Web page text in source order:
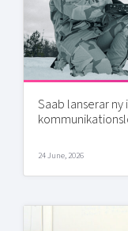
Saab lanserar
24 June, 2026